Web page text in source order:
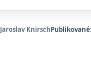
Jaroslav KnirschPublikované: